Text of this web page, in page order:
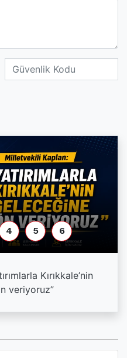
Kırıkkale’nin
veriyoruz”
4 5 6